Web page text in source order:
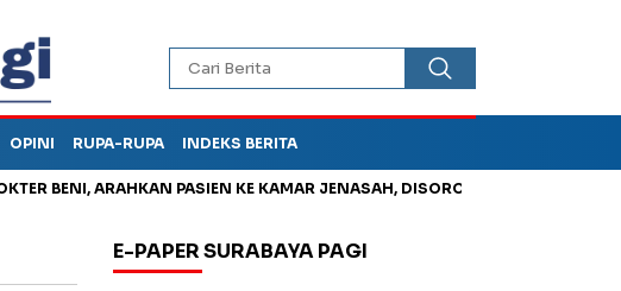
OPINI RUPA-RUPA INDEKS BERITA
BENI, ARAHKAN PASIEN KE KAMAR JENASAH, DISOROT
E-PAPER SURABAYA PAGI